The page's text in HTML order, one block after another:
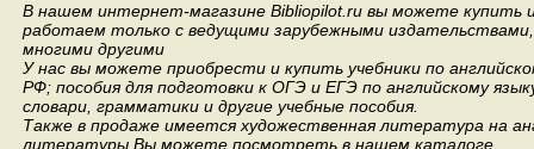
В нашем интернет-магазине Bibliopilot.ru вы можете купить
работаем только с ведущими зарубежными издательствами,
многими другими
У нас вы можете приобрести и купить учебники по
РФ; пособия для подготовки к ОГЭ и ЕГЭ по английскому
словари, грамматики и другие учебные пособия.
Также в продаже имеется художественная литература на
литературы Вы можете посмотреть в нашем каталоге.